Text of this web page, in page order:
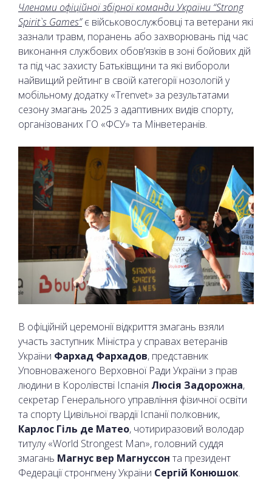
Членами офіційної збірної команди України “Strong
Spirit`s Games”є військовослужбовці та ветерани які
зазнали травм, поранень або захворювань під час
виконання службових обов’язків в зоні бойових дій
та під час захисту Батьківщини та які вибороли
найвищий рейтинг в своїй категорії нозологій у
мобільному додатку «Trenvet» за результатами
сезону змагань 2025 з адаптивних видів спорту,
організованих ГО «ФСУ» та Мінветеранів.
В офіційній церемонії відкриття змагань взяли
участь заступник Міністра у справах ветеранів
України Фархад Фархадов, представник
Уповноваженого Верховної Ради України з прав
людини в Королівстві Іспанія Люсія Задорожна,
секретар Генерального управління фізичної освіти
та спорту Цивільної гвардії Іспанії полковник,
Карлос Гіль де Матео, чотириразовий володар
титулу «World Strongest Man», головний суддя
змагань Магнус вер Магнуссон та президент
Федерації стронгмену України Сергій Конюшок.